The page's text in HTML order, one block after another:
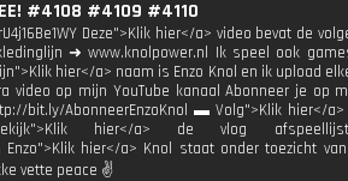
#4108 #4109 #4110
Deze">Klik hier</a> video bevat de
➜ www.knolpower.nl Ik speel ook
hier</a> naam is Enzo Knol en ik upload
video op mijn YouTube kanaal Abonneer je op
bit.ly/AbonneerEnzoKnol ▬ Volg">Klik hier</
Bekijk">Klik hier</a> de vlog
hier</a> Knol staat onder toezicht
vette peace ✌